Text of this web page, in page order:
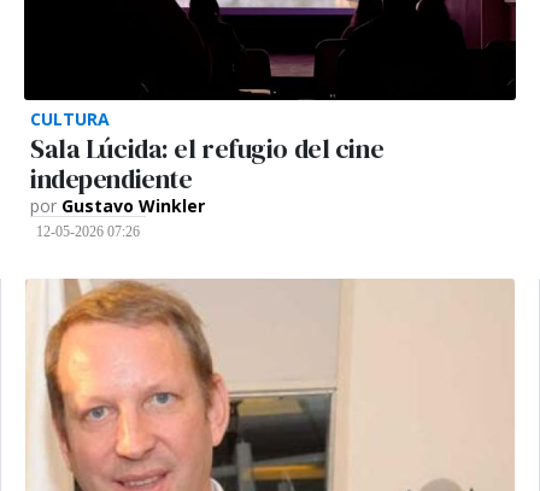
CULTURA
Sala Lúcida: el refugio del cine
independiente
por Gustavo Winkler
12-05-2026 07:26